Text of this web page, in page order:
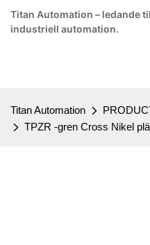
Titan Automation – ledande
industriell automation.
Titan Automation
TPZR -gren Cross Nikel